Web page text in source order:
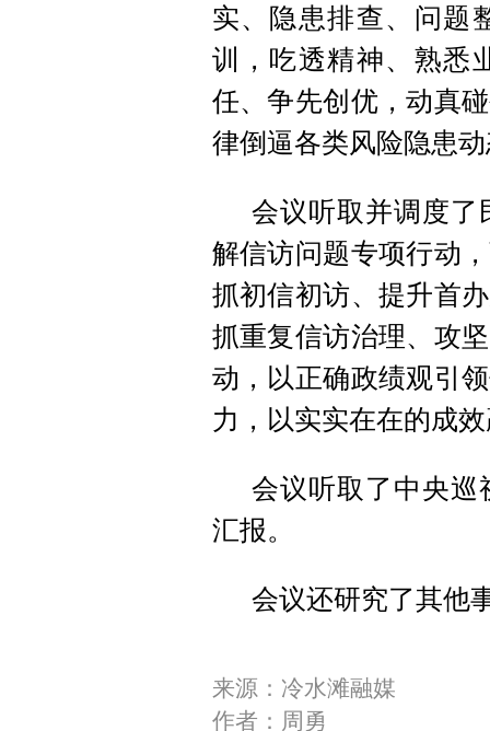
实、隐患排查、问题
训，吃透精神、熟悉
任、争先创优，动真
律倒逼各类风险隐患
会议听取并调度了
解信访问题专项行动
抓初信初访、提升首
抓重复信访治理、攻
动，以正确政绩观引
力，以实实在在的成
会议听取了中央巡
汇报。
会议还研究了其他
来源：冷水滩融媒
作者：周勇